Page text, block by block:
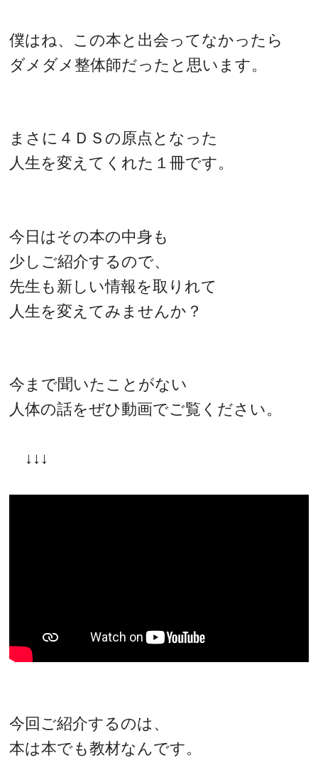
僕はね、この本と出会ってなかったら
ダメダメ整体師だったと思います。
まさに４ＤＳの原点となった
人生を変えてくれた１冊です。
今日はその本の中身も
少しご紹介するので、
先生も新しい情報を取りれて
人生を変えてみませんか？
今まで聞いたことがない
人体の話をぜひ動画でご覧ください。
↓↓↓
今回ご紹介するのは、
本は本でも教材なんです。